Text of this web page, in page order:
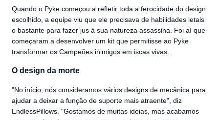
Quando o Pyke começou a refletir toda a ferocidade do design
escolhido, a equipe viu que ele precisava de habilidades letais
o bastante para fazer jus à sua natureza assassina. Foi aí que
começaram a desenvolver um kit que permitisse ao Pyke
transformar os Campeões inimigos em iscas vivas.
O design da morte
"No início, nós consideramos vários designs de mecânica para
ajudar a deixar a função de suporte mais atraente", diz
EndlessPillows. "Gostamos de muitas ideias, mas acabamos